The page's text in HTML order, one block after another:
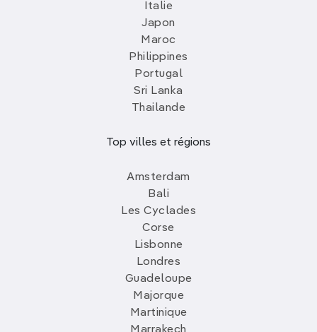
Italie
Japon
Maroc
Philippines
Portugal
Sri Lanka
Thailande
Top villes et régions
Amsterdam
Bali
Les Cyclades
Corse
Lisbonne
Londres
Guadeloupe
Majorque
Martinique